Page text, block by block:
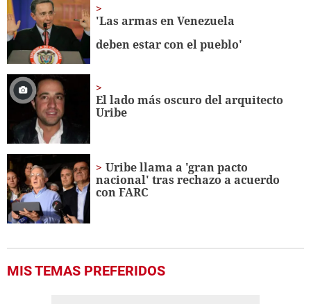
'Las armas en Venezuela
deben estar con el pueblo'
El lado más oscuro del arquitecto
Uribe
Uribe llama a 'gran pacto
nacional' tras rechazo a acuerdo
con FARC
MIS TEMAS PREFERIDOS